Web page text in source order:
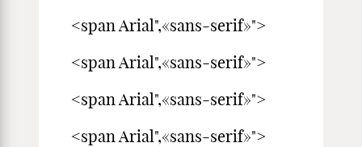
<span Arial",«sans-serif»">
<span Arial",«sans-serif»">
<span Arial",«sans-serif»">
<span Arial",«sans-serif»">